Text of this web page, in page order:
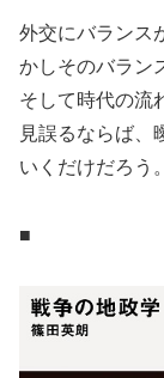
外交にバランス
かしそのバラン
そして時代の流
見誤るならば、
いくだけだろう。
■